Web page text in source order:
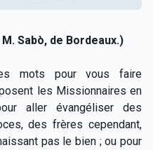
Sabò, de Bordeaux.)
mots pour vous faire
les Missionnaires en
aller évangéliser des
des frères cependant,
pas le bien ; ou pour